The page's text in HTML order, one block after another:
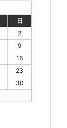
日
2
9
16
23
30